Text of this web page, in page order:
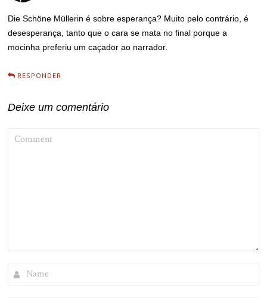
Die Schöne Müllerin é sobre esperança? Muito pelo contrário, é
desesperança, tanto que o cara se mata no final porque a
mocinha preferiu um caçador ao narrador.
RESPONDER
Deixe um comentário